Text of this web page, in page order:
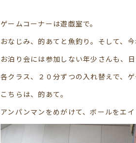
ゲームコーナーは遊戯室で。
おなじみ、的あてと魚釣り。そして、
お泊り会には参加しない年少さんも、
各クラス、２０分ずつの入れ替えで、
こちらは、的あて。
アンパンマンをめがけて、ボールをエ